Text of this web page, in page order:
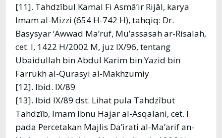
[11]. Tahdzîbul Kamal Fi Asmâ’ir Rijâl, karya
Imam al-Mizzi (654 H-742 H), tahqiq: Dr.
Basysyar ‘Awwad Ma’ruf, Mu’assasah ar-Risalah,
cet. I, 1422 H/2002 M, juz IX/96, tentang
Ubaidullah bin Abdul Karim bin Yazid bin
Farrukh al-Qurasyi al-Makhzumiy
[12]. Ibid. IX/89
[13]. Ibid IX/89 dst. Lihat pula Tahdzîbut
Tahdzîb, Imam Ibnu Hajar al-Asqalani, cet. I
pada Percetakan Majlis Da’irati al-Ma’arif an-